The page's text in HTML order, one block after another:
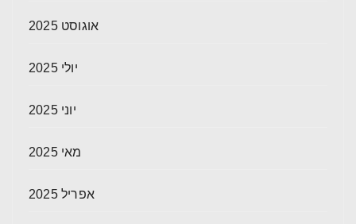
אוגוסט 2025
יולי 2025
יוני 2025
מאי 2025
אפריל 2025